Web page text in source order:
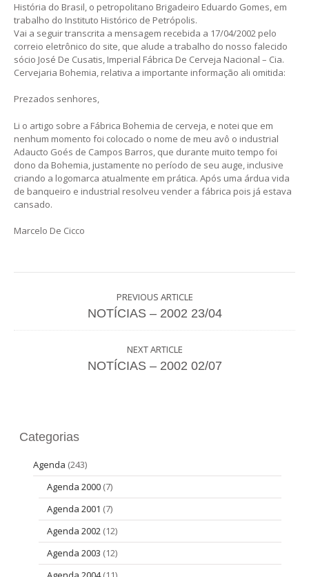
História do Brasil, o petropolitano Brigadeiro Eduardo Gomes, em
trabalho do Instituto Histórico de Petrópolis.
Vai a seguir transcrita a mensagem recebida a 17/04/2002 pelo
correio eletrônico do site, que alude a trabalho do nosso falecido
sócio José De Cusatis, Imperial Fábrica De Cerveja Nacional – Cia.
Cervejaria Bohemia, relativa a importante informação ali omitida:
Prezados senhores,
Li o artigo sobre a Fábrica Bohemia de cerveja, e notei que em
nenhum momento foi colocado o nome de meu avô o industrial
Adaucto Goés de Campos Barros, que durante muito tempo foi
dono da Bohemia, justamente no período de seu auge, inclusive
criando a logomarca atualmente em prática. Após uma árdua vida
de banqueiro e industrial resolveu vender a fábrica pois já estava
cansado.
Marcelo De Cicco
PREVIOUS ARTICLE
NOTÍCIAS – 2002 23/04
NEXT ARTICLE
NOTÍCIAS – 2002 02/07
Categorias
Agenda (243)
Agenda 2000 (7)
Agenda 2001 (7)
Agenda 2002 (12)
Agenda 2003 (12)